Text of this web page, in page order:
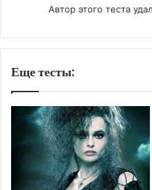
Автор этого теста
Еще тесты: